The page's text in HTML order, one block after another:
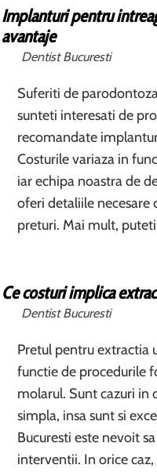
Implanturi pentru
avantaje
Dentist Bucuresti
Suferiti de
sunteti interesati de
recomandate
Costurile variaza in
iar echipa noastra de
oferi detaliile necesare
preturi. Mai mult,
Ce costuri implica
Dentist Bucuresti
Pretul pentru extractia
functie de procedurile
molarul. Sunt cazuri in
simpla, insa sunt si
Bucuresti este nevoit
interventii. In orice